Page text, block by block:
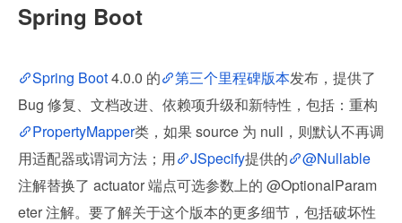
Spring Boot
Spring Boot 4.0.0 的 第三个里程碑版本发布，提供了
Bug 修复、文档改进、依赖项升级和新特性，包括：重构
PropertyMapper类，如果 source 为 null，则默认不再调
用适配器或谓词方法；用
JSpecify提供的
@Nullable
注解替换了 actuator 端点可选参数上的 @OptionalParam
eter 注解。要了解关于这个版本的更多细节，包括破坏性